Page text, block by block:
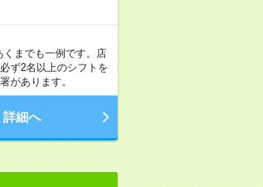
までも一例です。店
ず2名以上のシフトを
があります。
詳細へ